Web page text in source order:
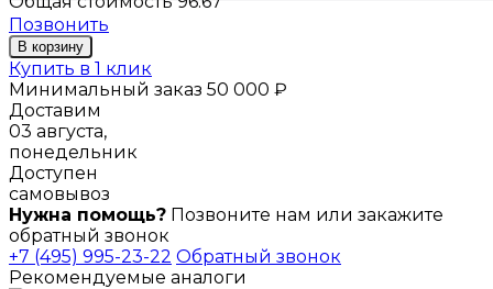
Позвонить
В корзину
Купить в 1 клик
Минимальный заказ 50 000 ₽
Доставим
03 августа,
понедельник
Доступен
самовывоз
Нужна помощь? Позвоните нам или закажите
обратный звонок
+7 (495) 995-23-22 Обратный звонок
Рекомендуемые аналоги